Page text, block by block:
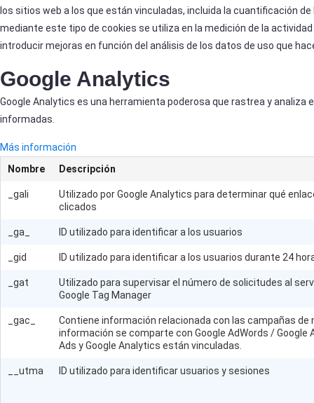
los sitios web a los que están vinculadas, incluida la cuantificación
mediante este tipo de cookies se utiliza en la medición de la
introducir mejoras en función del análisis de los datos de uso que
Google Analytics
Google Analytics es una herramienta poderosa que rastrea y
informadas.
Más información
Nombre
Descripción
_gali
Utilizado por Google Analytics para determinar qué
clicados
_ga_ ID utilizado para identificar a los usuarios
_gid ID utilizado para identificar a los usuarios durante 24
_gat
Utilizado para supervisar el número de solicitudes al
Google Tag Manager
_gac_
Contiene información relacionada con las campañas de
información se comparte con Google AdWords / Google
Ads y Google Analytics están vinculadas.
__utma ID utilizado para identificar usuarios y sesiones